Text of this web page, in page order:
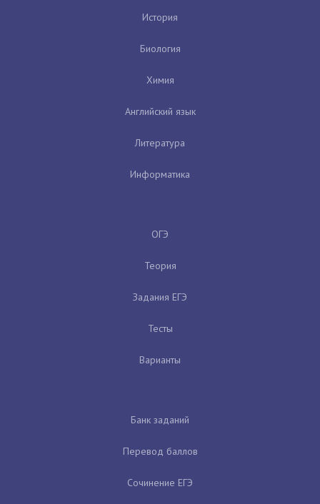
История
Биология
Химия
Английский язык
Литература
Информатика
ОГЭ
Теория
Задания ЕГЭ
Тесты
Варианты
Банк заданий
Перевод баллов
Сочинение ЕГЭ